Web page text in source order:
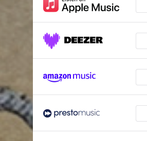
Romance del Conde Claros
Romance de Lanzarote
Canarios y Zarabanda
Pavana y Galliarda
Fantasia